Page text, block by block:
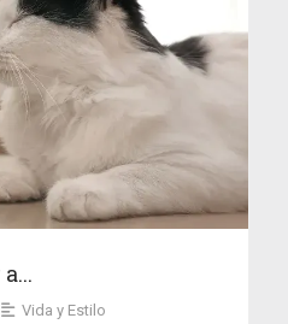
Vida y Estilo